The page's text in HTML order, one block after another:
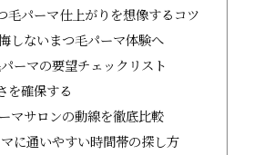
毛パーマ仕上がりを想像するコツ
しないまつ毛パーマ体験へ
ーマの要望チェックリスト
を確保する
マサロンの動線を徹底比較
に通いやすい時間帯の探し方